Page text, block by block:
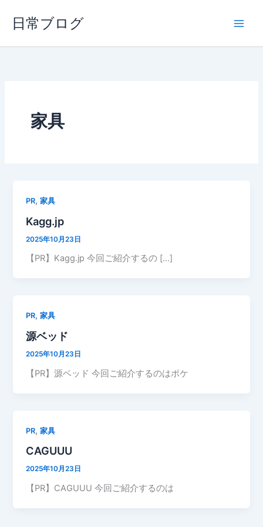
ス
日常ブログ
家具
PR,家具
Kagg.jp
2025年10月23日
【PR】Kagg.jp 今回ご紹介するの […]
PR,家具
源ベッド
2025年10月23日
【PR】源ベッド 今回ご紹介するのはポケ
PR,家具
CAGUUU
2025年10月23日
【PR】CAGUUU 今回ご紹介するのは